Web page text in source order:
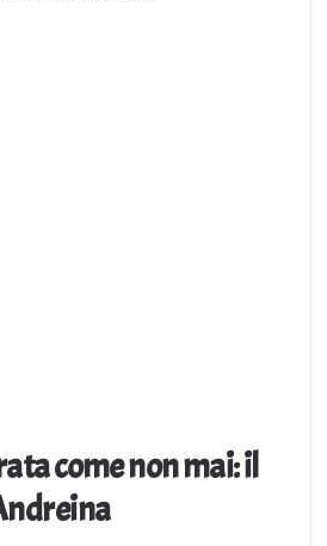
come non mai: il